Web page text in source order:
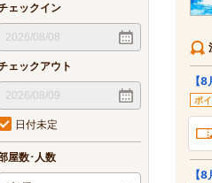
ェックイン
ェックアウト
日付未定
屋数･人数
【
ポ
【